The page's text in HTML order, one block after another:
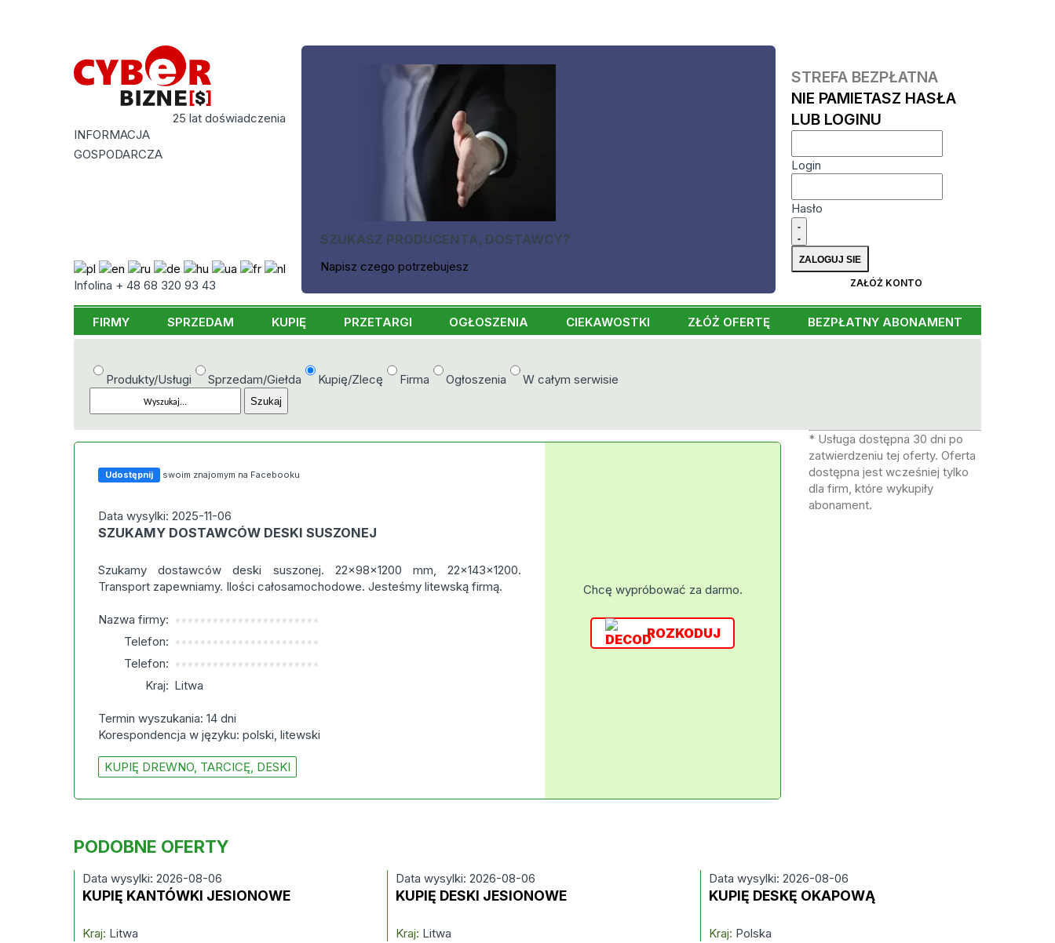
25 lat doświadczenia
INFORMACJA
GOSPODARCZA
Infolina + 48 68 320 93 43
SZUKASZ PRODUCENTA, DOSTAWCY?
Napisz czego potrzebujesz
STREFA BEZPŁATNA
NIE PAMIETASZ HASŁA
LUB LOGINU
Login
Hasło
ZAŁÓŻ KONTO
FIRMY SPRZEDAM KUPIĘ PRZETARGI OGŁOSZENIA CIEKAWOSTKI ZŁÓŻ OFERTĘ BEZPŁATNY ABONAMENT
Produkty/Usługi Sprzedam/Giełda Kupię/Zlecę Firma Ogłoszenia W całym serwisie
Udostępnij swoim znajomym na Facebooku
Data wysylki: 2025-11-06
SZUKAMY DOSTAWCÓW DESKI SUSZONEJ
Szukamy dostawców deski suszonej. 22x98x1200 mm, 22x143x1200.
Transport zapewniamy. Ilości całosamochodowe. Jesteśmy litewską firmą.
Nazwa firmy: ***********************
Telefon: ***********************
Telefon: ***********************
Kraj: Litwa
Termin wyszukania: 14 dni
Korespondencja w języku: polski, litewski
KUPIĘ DREWNO, TARCICĘ, DESKI
Chcę wypróbować za darmo.
ROZKODUJ
* Usługa dostępna 30 dni po
zatwierdzeniu tej oferty. Oferta
dostępna jest wcześniej tylko
dla firm, które wykupiły
abonament.
PODOBNE OFERTY
Data wysylki: 2026-08-06
KUPIĘ KANTÓWKI JESIONOWE
Kraj: Litwa
Data wysylki: 2026-08-06
KUPIĘ DESKI JESIONOWE
Kraj: Litwa
Data wysylki: 2026-08-06
KUPIĘ DESKĘ OKAPOWĄ
Kraj: Polska